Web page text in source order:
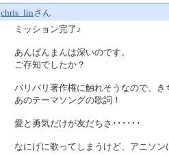
chris_linさん
ミッション完了♪
あんぱんまんは深いのです。
ご存知でしたか？
バリバリ著作権に触れそうなので、
あのテーマソングの歌詞！
愛と勇気だけが友だちさ･･････
なにげに歌ってしまうけど、アニソ